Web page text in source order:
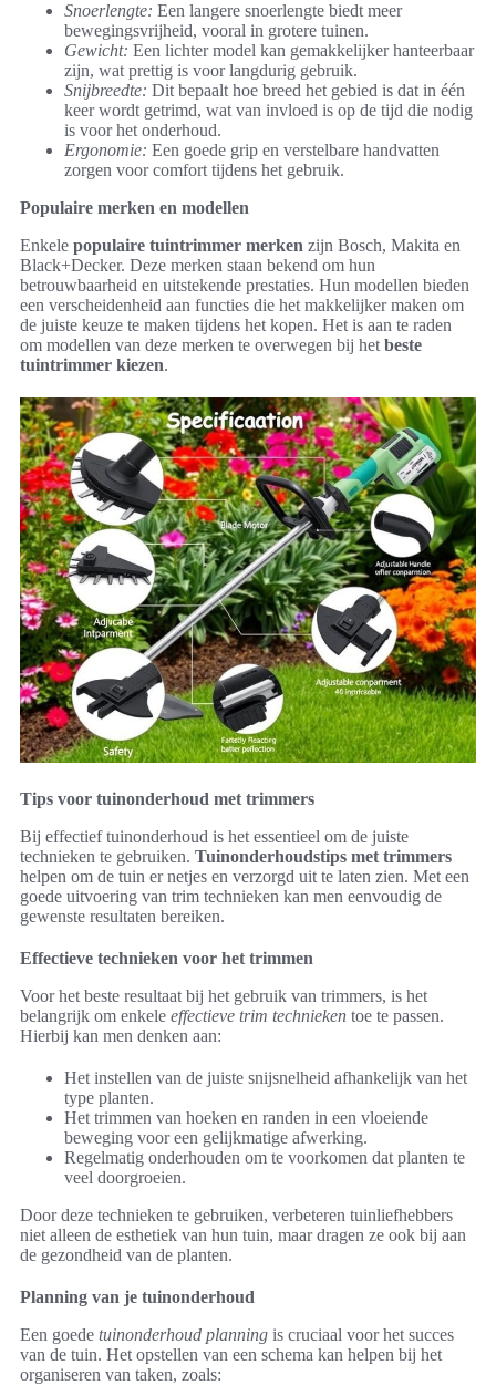
Snoerlengte: Een langere snoerlengte biedt meer
bewegingsvrijheid, vooral in grotere tuinen.
Gewicht: Een lichter model kan gemakkelijker hanteerbaar
zijn, wat prettig is voor langdurig gebruik.
Snijbreedte: Dit bepaalt hoe breed het gebied is dat in één
keer wordt getrimd, wat van invloed is op de tijd die nodig
is voor het onderhoud.
Ergonomie: Een goede grip en verstelbare handvatten
zorgen voor comfort tijdens het gebruik.
Populaire merken en modellen
Enkele populaire tuintrimmer merken zijn Bosch, Makita en
Black+Decker. Deze merken staan bekend om hun
betrouwbaarheid en uitstekende prestaties. Hun modellen bieden
een verscheidenheid aan functies die het makkelijker maken om
de juiste keuze te maken tijdens het kopen. Het is aan te raden
om modellen van deze merken te overwegen bij het beste
tuintrimmer kiezen.
Tips voor tuinonderhoud met trimmers
Bij effectief tuinonderhoud is het essentieel om de juiste
technieken te gebruiken. Tuinonderhoudstips met trimmers
helpen om de tuin er netjes en verzorgd uit te laten zien. Met een
goede uitvoering van trim technieken kan men eenvoudig de
gewenste resultaten bereiken.
Effectieve technieken voor het trimmen
Voor het beste resultaat bij het gebruik van trimmers, is het
belangrijk om enkele effectieve trim technieken toe te passen.
Hierbij kan men denken aan:
Het instellen van de juiste snijsnelheid afhankelijk van het
type planten.
Het trimmen van hoeken en randen in een vloeiende
beweging voor een gelijkmatige afwerking.
Regelmatig onderhouden om te voorkomen dat planten te
veel doorgroeien.
Door deze technieken te gebruiken, verbeteren tuinliefhebbers
niet alleen de esthetiek van hun tuin, maar dragen ze ook bij aan
de gezondheid van de planten.
Planning van je tuinonderhoud
Een goede tuinonderhoud planning is cruciaal voor het succes
van de tuin. Het opstellen van een schema kan helpen bij het
organiseren van taken, zoals: